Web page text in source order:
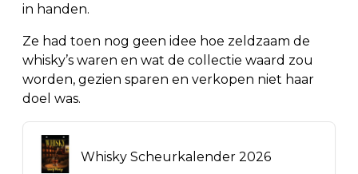
in handen.
Ze had toen nog geen idee hoe zeldzaam de
whisky’s waren en wat de collectie waard zou
worden, gezien sparen en verkopen niet haar
doel was.
Whisky Scheurkalender 2026